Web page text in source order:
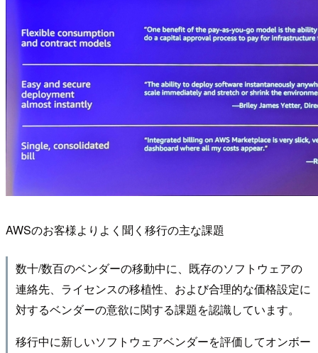
AWSのお客様よりよく聞く移行の主な課題
数十/数百のベンダーの移動中に、既存のソフトウェアの
連絡先、ライセンスの移植性、および合理的な価格設定に
対するベンダーの意欲に関する課題を認識しています。
移行中に新しいソフトウェアベンダーを評価してオンボー